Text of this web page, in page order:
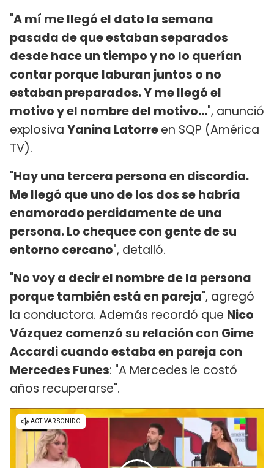
"A mí me llegó el dato la semana
pasada de que estaban separados
desde hace un tiempo y no lo querían
contar porque laburan juntos o no
estaban preparados. Y me llegó el
motivo y el nombre del motivo...", anunció
explosiva Yanina Latorreen SQP (América
TV).
"Hay una tercera persona en discordia.
Me llegó que uno de los dos se habría
enamorado perdidamente de una
persona. Lo chequee con gente de su
entorno cercano", detalló.
"No voy a decir el nombre de la persona
porque también está en pareja", agregó
la conductora. Además recordó que Nico
Vázquez comenzó su relación con Gime
Accardi cuando estaba en pareja con
Mercedes Funes: "A Mercedes le costó
años recuperarse".